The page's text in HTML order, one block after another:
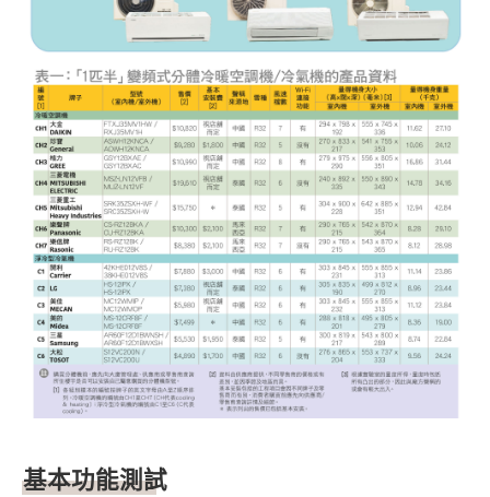
基本功能測試